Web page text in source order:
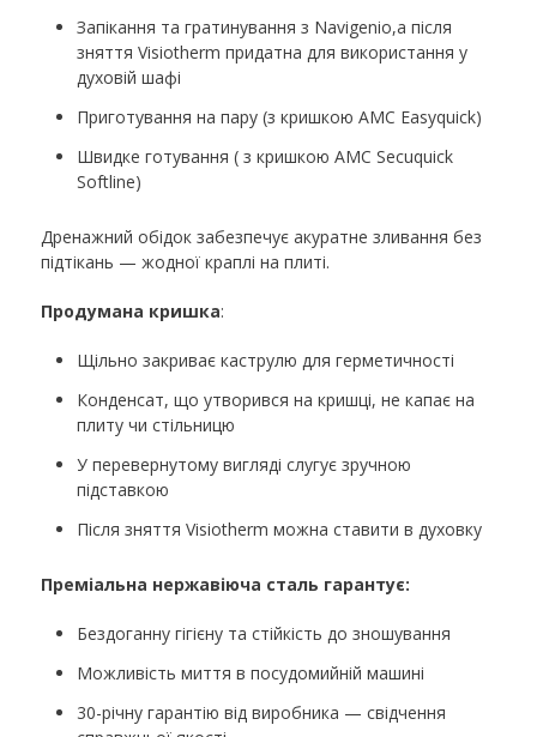
Запікання та гратинування з Navigenio,а після
зняття Visiotherm придатна для використання у
духовій шафі
Приготування на пару (з кришкою AMC Easyquick)
Швидке готування ( з кришкою AMC Secuquick
Softline)
Дренажний обідок забезпечує акуратне зливання без
підтікань — жодної краплі на плиті.
Продумана кришка:
Щільно закриває каструлю для герметичності
Конденсат, що утворився на кришці, не капає на
плиту чи стільницю
У перевернутому вигляді слугує зручною
підставкою
Після зняття Visiotherm можна ставити в духовку
Преміальна нержавіюча сталь гарантує:
Бездоганну гігієну та стійкість до зношування
Можливість миття в посудомийній машині
30-річну гарантію від виробника — свідчення